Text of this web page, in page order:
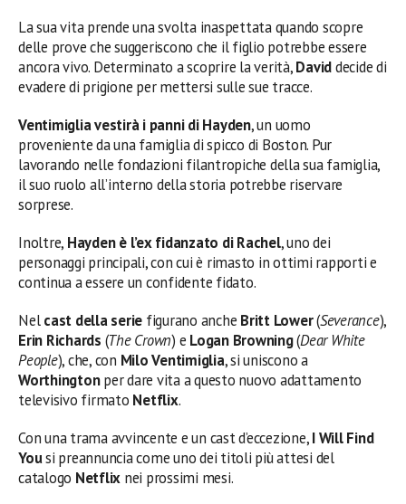
La sua vita prende una svolta inaspettata quando scopre
delle prove che suggeriscono che il figlio potrebbe essere
ancora vivo. Determinato a scoprire la verità,Daviddecide di
evadere di prigione per mettersi sulle sue tracce.
Ventimiglia vestirà i panni di Hayden, un uomo
proveniente da una famiglia di spicco di Boston. Pur
lavorando nelle fondazioni filantropiche della sua famiglia,
il suo ruolo all’interno della storia potrebbe riservare
sorprese.
Inoltre, Hayden è l’ex fidanzato di Rachel, uno dei
personaggi principali, con cui è rimasto in ottimi rapporti e
continua a essere un confidente fidato.
Nelcast della serie figurano anche Britt Lower(Severance),
Erin Richards (The Crown) e Logan Browning(Dear White
People), che, con Milo Ventimiglia, si uniscono a
Worthingtonper dare vita a questo nuovo adattamento
televisivo firmato Netflix.
Con una trama avvincente e un cast d’eccezione,I Will Find
Yousi preannuncia come uno dei titoli più attesi del
catalogo Netflix nei prossimi mesi.